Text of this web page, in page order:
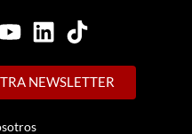
NEWSLETTER